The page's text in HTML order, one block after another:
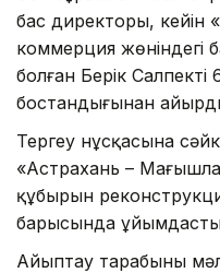
бас директоры, кейін
коммерция жөніндегі
болған Берік
бостандығынан
Тергеу нұсқасына
«Астрахань –
құбырын
барысында
Айыптау тарабының